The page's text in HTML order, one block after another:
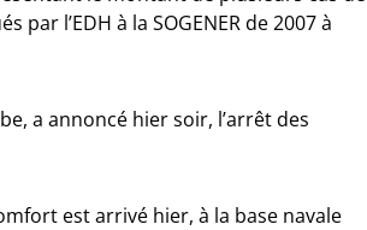
l’EDH à la SOGENER de 2007 à
a annoncé hier soir, l’arrêt des
est arrivé hier, à la base navale